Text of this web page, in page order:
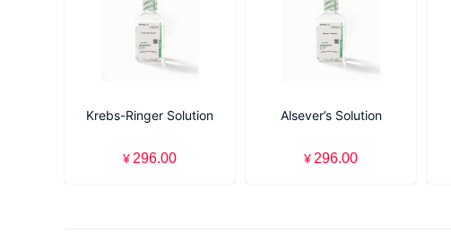
Krebs-Ringer Solution
¥ 296.00
Alsever’s Solution
¥ 296.00